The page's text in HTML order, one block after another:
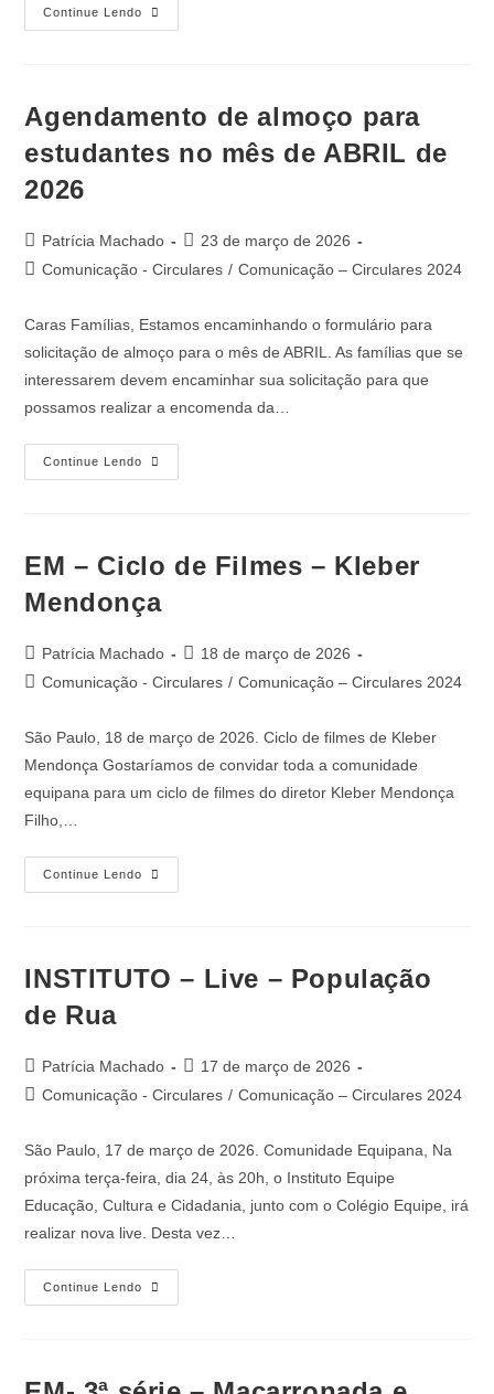
Continue Lendo
Agendamento de almoço para
estudantes no mês de ABRIL de
2026
Patrícia Machado
23 de março de 2026
Comunicação - Circulares / Comunicação – Circulares 2024
Caras Famílias, Estamos encaminhando o formulário para
solicitação de almoço para o mês de ABRIL. As famílias que se
interessarem devem encaminhar sua solicitação para que
possamos realizar a encomenda da…
Continue Lendo
EM – Ciclo de Filmes – Kleber
Mendonça
Patrícia Machado
18 de março de 2026
Comunicação - Circulares / Comunicação – Circulares 2024
São Paulo, 18 de março de 2026. Ciclo de filmes de Kleber
Mendonça Gostaríamos de convidar toda a comunidade
equipana para um ciclo de filmes do diretor Kleber Mendonça
Filho,…
Continue Lendo
INSTITUTO – Live – População
de Rua
Patrícia Machado
17 de março de 2026
Comunicação - Circulares / Comunicação – Circulares 2024
São Paulo, 17 de março de 2026. Comunidade Equipana, Na
próxima terça-feira, dia 24, às 20h, o Instituto Equipe
Educação, Cultura e Cidadania, junto com o Colégio Equipe, irá
realizar nova live. Desta vez…
Continue Lendo